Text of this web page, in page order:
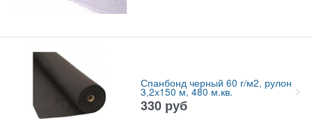
Спанбонд черный 60 г/м2, рулон
3,2х150 м, 480 м.кв.
330 руб